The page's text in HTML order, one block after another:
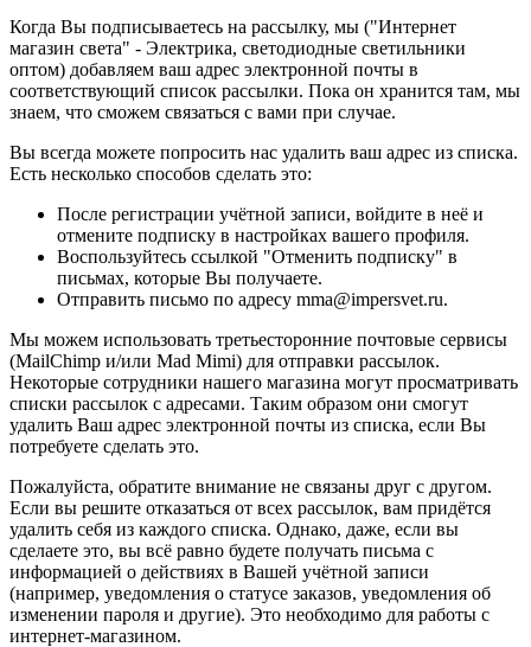
Когда Вы подписываетесь на рассылку, мы ("Интернет
магазин света" - Электрика, светодиодные светильники
оптом) добавляем ваш адрес электронной почты в
соответствующий список рассылки. Пока он хранится там, мы
знаем, что сможем связаться с вами при случае.
Вы всегда можете попросить нас удалить ваш адрес из списка.
Есть несколько способов сделать это:
После регистрации учётной записи, войдите в неё и
отмените подписку в настройках вашего профиля.
Воспользуйтесь ссылкой "Отменить подписку" в
письмах, которые Вы получаете.
Отправить письмо по адресу mma@impersvet.ru.
Мы можем использовать третьесторонние почтовые сервисы
(MailChimp и/или Mad Mimi) для отправки рассылок.
Некоторые сотрудники нашего магазина могут просматривать
списки рассылок с адресами. Таким образом они смогут
удалить Ваш адрес электронной почты из списка, если Вы
потребуете сделать это.
Пожалуйста, обратите внимание не связаны друг с другом.
Если вы решите отказаться от всех рассылок, вам придётся
удалить себя из каждого списка. Однако, даже, если вы
сделаете это, вы всё равно будете получать письма с
информацией о действиях в Вашей учётной записи
(например, уведомления о статусе заказов, уведомления об
изменении пароля и другие). Это необходимо для работы с
интернет-магазином.